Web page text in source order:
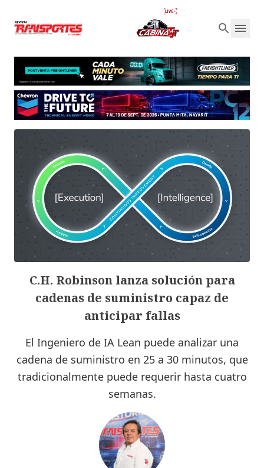
C.H. Robinson lanza solución para
cadenas de suministro capaz de
anticipar fallas
El Ingeniero de IA Lean puede analizar una
cadena de suministro en 25 a 30 minutos, que
tradicionalmente puede requerir hasta cuatro
semanas.